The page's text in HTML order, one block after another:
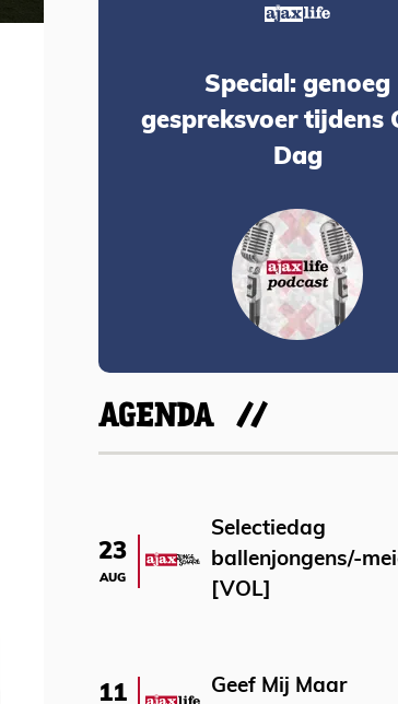
Special: genoeg
gespreksvoer tijdens
Dag
AGENDA
23
AUG
Selectiedag
ballenjongens/-
[VOL]
11 Geef Mij Maar